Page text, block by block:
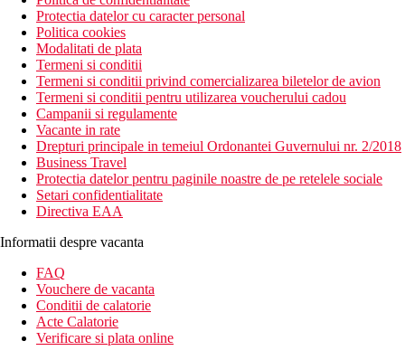
Protectia datelor cu caracter personal
Politica cookies
Modalitati de plata
Termeni si conditii
Termeni si conditii privind comercializarea biletelor de avion
Termeni si conditii pentru utilizarea voucherului cadou
Campanii si regulamente
Vacante in rate
Drepturi principale in temeiul Ordonantei Guvernului nr. 2/2018
Business Travel
Protectia datelor pentru paginile noastre de pe retelele sociale
Setari confidentialitate
Directiva EAA
Informatii despre vacanta
FAQ
Vouchere de vacanta
Conditii de calatorie
Acte Calatorie
Verificare si plata online